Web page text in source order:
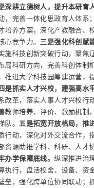
深耕立德树人，提升本研育
，完善一体化思政育人体系
培养方案，深化产教融合、
心竞争力。 三是强化科创赋
施科技创新突破行动，聚焦
局科研方向，完善科创体制
推进大学科技园筹建运营，
是抓实人才兴校，建强高水
改革，落实人事人才兴校行
教师培养、评价、激励机制
队。 五是拓宽开放格局，推
行动，深化对外交流合作，
资源助推学科、科研、人才
办学保障底线。纵深推进治
执行，盘活校舍、设备、资
垒，强化跨单位协同联动；